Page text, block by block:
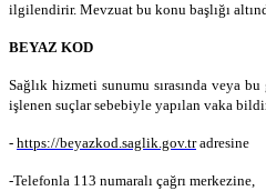
ilgilendirir. Mevzuat bu konu başlığı
BEYAZ KOD
Sağlık hizmeti sunumu sırasında veya
işlenen suçlar sebebiyle yapılan vaka
- https://beyazkod.saglik.gov.tradresine
-Telefonla 113 numaralı çağrı merkezine,